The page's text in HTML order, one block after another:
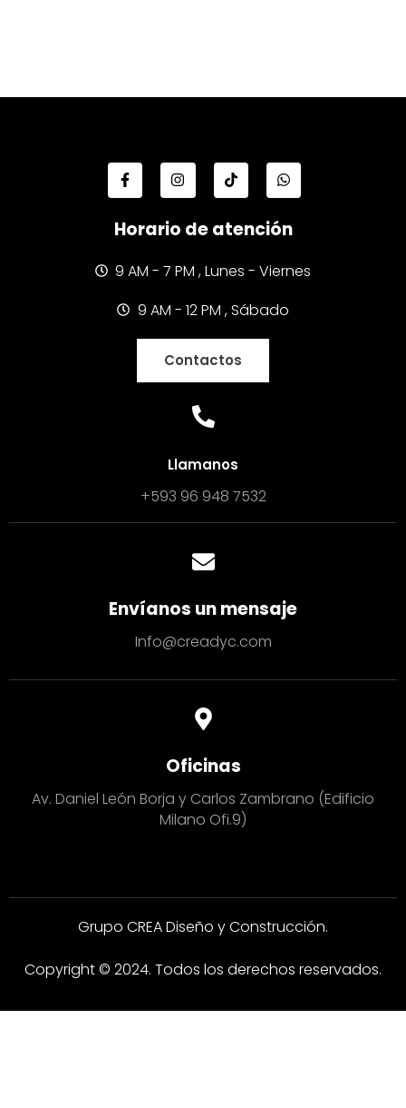
Horario de atención
9 AM - 7 PM , Lunes - Viernes
9 AM - 12 PM , Sábado
Contactos
Llamanos
+593 96 948 7532
Envíanos un mensaje
Info@creadyc.com
Oficinas
Av. Daniel León Borja y Carlos Zambrano (Edificio
Milano Ofi.9)
Grupo CREA Diseño y Construcción.
Copyright © 2024. Todos los derechos reservados.